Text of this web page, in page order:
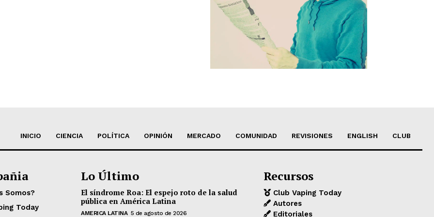
INICIO CIENCIA POLÍTICA OPINIÓN MERCADO COMUNIDAD REVISIONES ENGLISH CLUB
Somos?
Today
Lo Último
El síndrome Roa: El espejo roto de la salud
pública en América Latina
AMERICA LATINA 5 de agosto de 2026
Recursos
Club Vaping Today
Autores
Editoriales